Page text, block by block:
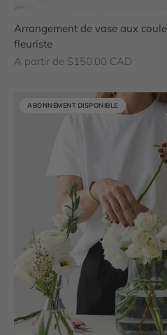
Arrangement de vase aux
fleuriste
Prix de vente
A partir de $150.00 CAD
ABONNEMENT DISPONIBLE
ABONNEMENT DISPONIBLE